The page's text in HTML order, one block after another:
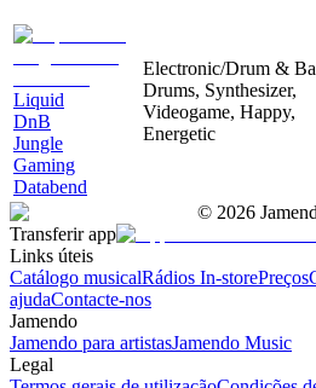
Liquid
DnB
Jungle
Gaming
Databend
Electronic/Drum &
Drums, Synthesizer,
Videogame, Happy,
Energetic
© 2026
Transferir app
Links úteis
Catálogo musicalRádios In-storePreços
ajudaContacte-nos
Jamendo
Jamendo para artistasJamendo Music
Legal